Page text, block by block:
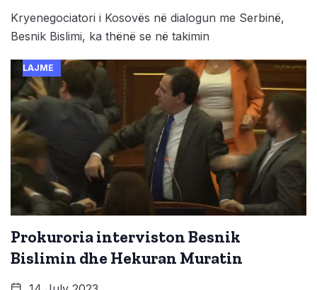
Kryenegociatori i Kosovës në dialogun me Serbinë,
Besnik Bislimi, ka thënë se në takimin
LAJME
Prokuroria interviston Besnik
Bislimin dhe Hekuran Muratin